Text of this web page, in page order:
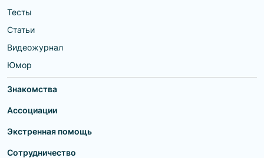
Тесты
Статьи
Видеожурнал
Юмор
Знакомства
Ассоциации
Экстренная помощь
Сотрудничество